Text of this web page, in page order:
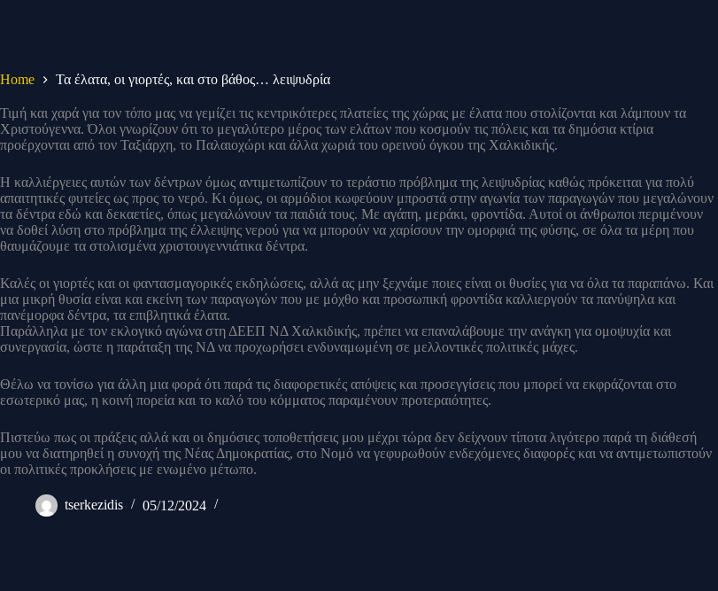
Home Τα έλατα, οι γιορτές, και στο βάθος… λειψυδρία
Τιμή και χαρά για τον τόπο μας να γεμίζει τις κεντρικότερες πλατείες της χώρας με έλατα που στολίζονται και λάμπουν τα
Χριστούγεννα. Όλοι γνωρίζουν ότι το μεγαλύτερο μέρος των ελάτων που κοσμούν τις πόλεις και τα δημόσια κτίρια
προέρχονται από τον Ταξιάρχη, το Παλαιοχώρι και άλλα χωριά του ορεινού όγκου της Χαλκιδικής.
Η καλλιέργειες αυτών των δέντρων όμως αντιμετωπίζουν το τεράστιο πρόβλημα της λειψυδρίας καθώς πρόκειται για πολύ
απαιτητικές φυτείες ως προς το νερό. Κι όμως, οι αρμόδιοι κωφεύουν μπροστά στην αγωνία των παραγωγών που μεγαλώνουν
τα δέντρα εδώ και δεκαετίες, όπως μεγαλώνουν τα παιδιά τους. Με αγάπη, μεράκι, φροντίδα. Αυτοί οι άνθρωποι περιμένουν
να δοθεί λύση στο πρόβλημα της έλλειψης νερού για να μπορούν να χαρίσουν την ομορφιά της φύσης, σε όλα τα μέρη που
θαυμάζουμε τα στολισμένα χριστουγεννιάτικα δέντρα.
Καλές οι γιορτές και οι φαντασμαγορικές εκδηλώσεις, αλλά ας μην ξεχνάμε ποιες είναι οι θυσίες για να όλα τα παραπάνω. Και
μια μικρή θυσία είναι και εκείνη των παραγωγών που με μόχθο και προσωπική φροντίδα καλλιεργούν τα πανύψηλα και
πανέμορφα δέντρα, τα επιβλητικά έλατα.
Παράλληλα με τον εκλογικό αγώνα στη ΔΕΕΠ ΝΔ Χαλκιδικής, πρέπει να επαναλάβουμε την ανάγκη για ομοψυχία και
συνεργασία, ώστε η παράταξη της ΝΔ να προχωρήσει ενδυναμωμένη σε μελλοντικές πολιτικές μάχες.
Θέλω να τονίσω για άλλη μια φορά ότι παρά τις διαφορετικές απόψεις και προσεγγίσεις που μπορεί να εκφράζονται στο
εσωτερικό μας, η κοινή πορεία και το καλό του κόμματος παραμένουν προτεραιότητες.
Πιστεύω πως οι πράξεις αλλά και οι δημόσιες τοποθετήσεις μου μέχρι τώρα δεν δείχνουν τίποτα λιγότερο παρά τη διάθεσή
μου να διατηρηθεί η συνοχή της Νέας Δημοκρατίας, στο Νομό να γεφυρωθούν ενδεχόμενες διαφορές και να αντιμετωπιστούν
οι πολιτικές προκλήσεις με ενωμένο μέτωπο.
tserkezidis 05/12/2024